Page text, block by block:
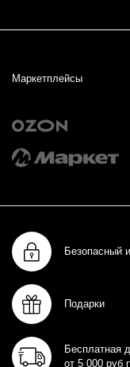
Маркетплейсы
Безопасный
Подарки
Бесплатная
от 5 000 руб